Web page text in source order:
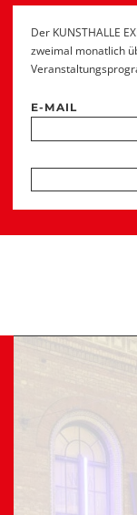
Der KUNSTHALLE
zweimal monatlich
E-MAIL